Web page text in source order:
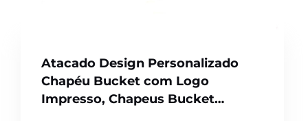
Atacado Design Personalizado
Chapéu Bucket com Logo
Impresso, Chapeus Bucket